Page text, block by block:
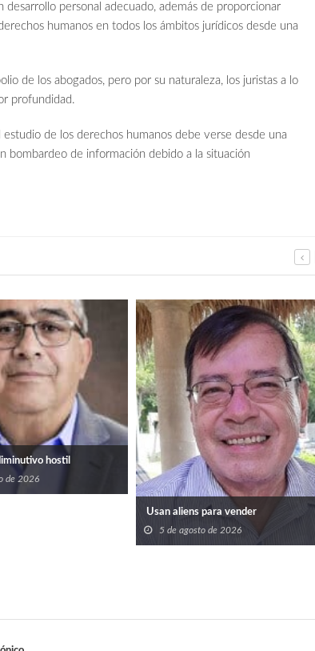
personal adecuado, además de proporcionar
humanos en todos los ámbitos jurídicos desde una
de los abogados, pero por su naturaleza, los juristas a lo
profundidad.
de los derechos humanos debe verse desde una
bombardeo de información debido a la situación
hostil
de 2026
Usan aliens para vender
5 de agosto de 2026